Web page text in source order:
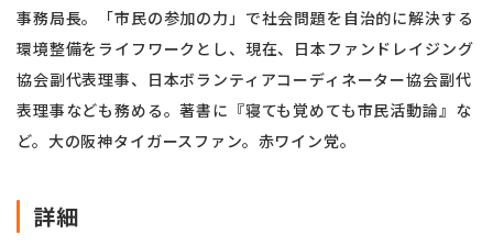
事務局長。「市民の参加の力」で社会問題を自治的に解決する
環境整備をライフワークとし、現在、日本ファンドレイジング
協会副代表理事、日本ボランティアコーディネーター協会副代
表理事なども務める。著書に『寝ても覚めても市民活動論』な
ど。大の阪神タイガースファン。赤ワイン党。
詳細